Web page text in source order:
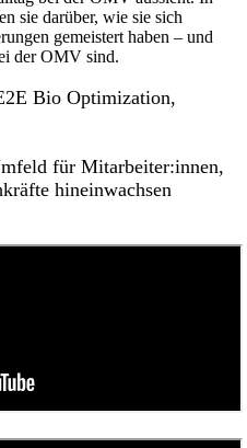
sie darüber, wie sie sich
gemeistert haben – und
der OMV sind.
Bio Optimization,
für Mitarbeiter:innen,
hineinwachsen